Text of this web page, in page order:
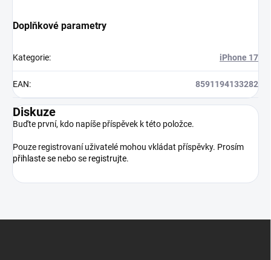
Doplňkové parametry
Kategorie: iPhone 17
EAN: 8591194133282
Diskuze
Buďte první, kdo napíše příspěvek k této položce.
Pouze registrovaní uživatelé mohou vkládat příspěvky. Prosím
přihlaste se nebo se registrujte.